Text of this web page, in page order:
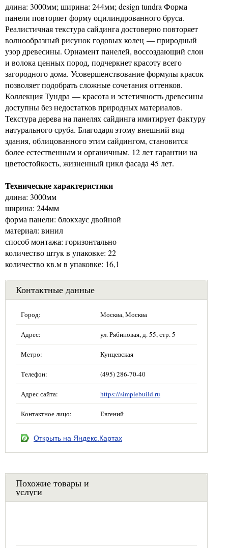
длина: 3000мм; ширина: 244мм; design tundra Форма
панели повторяет форму оцилиндрованного бруса.
Реалистичная текстура сайдинга достоверно повторяет
волнообразный рисунок годовых колец — природный
узор древесины. Орнамент панелей, воссоздающий слои
и волока ценных пород, подчеркнет красоту всего
загородного дома. Усовершенствование формулы красок
позволяет подобрать сложные сочетания оттенков.
Коллекция Тундра — красота и эстетичность древесины
доступны без недостатков природных материалов.
Текстура дерева на панелях сайдинга имитирует фактуру
натурального сруба. Благодаря этому внешний вид
здания, облицованного этим сайдингом, становится
более естественным и органичным. 12 лет гарантии на
цветостойкость, жизненный цикл фасада 45 лет.
Технические характеристики
длина: 3000мм
ширина: 244мм
форма панели: блокхаус двойной
материал: винил
способ монтажа: горизонтально
количество штук в упаковке: 22
количество кв.м в упаковке: 16,1
Контактные данные
Город: Москва, Москва
Адрес: ул. Рябиновая, д. 55, стр. 5
Метро: Кунцевская
Телефон: (495) 286-70-40
Адрес сайта: https://simplebuild.ru
Контактное лицо: Евгений
Открыть на Яндекс.Картах
Похожие товары и
услуги